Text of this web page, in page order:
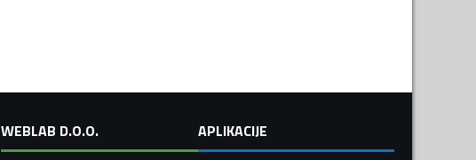
WEBLAB D.O.O.
APLIKACIJE